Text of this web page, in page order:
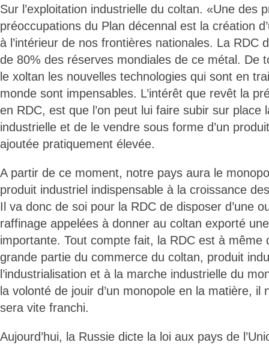
Sur l’exploitation industrielle du coltan. «Une des
préoccupations du Plan décennal est la création
à l’intérieur de nos frontières nationales. La RDC
de 80% des réserves mondiales de ce métal. De
le xoltan les nouvelles technologies qui sont en
monde sont impensables. L’intérêt que revêt la
en RDC, est que l’on peut lui faire subir sur place
industrielle et de le vendre sous forme d’un
ajoutée pratiquement élevée.
A partir de ce moment, notre pays aura le
produit industriel indispensable à la croissance
Il va donc de soi pour la RDC de disposer d’une
raffinage appelées à donner au coltan exporté
importante. Tout compte fait, la RDC est à même
grande partie du commerce du coltan, produit
l’industrialisation et à la marche industrielle du
la volonté de jouir d’un monopole en la matière, il
sera vite franchi.
Aujourd’hui, la Russie dicte la loi aux pays de